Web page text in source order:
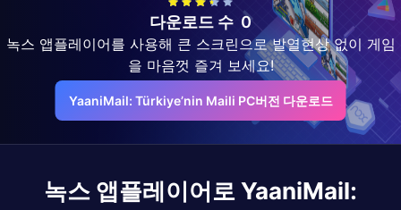
다운로드 수 0
녹스 앱플레이어를 사용해 큰 스크린으로 발열현상 없이 게임
을 마음껏 즐겨 보세요!
YaaniMail: Türkiye’nin Maili PC버전 다운로드
녹스 앱플레이어로 YaaniMail: